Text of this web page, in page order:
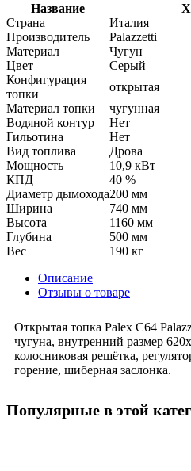
Название
Страна
Италия
Производитель
Palazzetti
Материал
Чугун
Цвет
Серый
Конфигурация
топки
открытая
Материал топки
чугунная
Водяной контур
Нет
Гильотина
Нет
Вид топлива
Дрова
Мощность
10,9 кВт
КПД
40 %
Диаметр дымохода200 мм
Ширина
740 мм
Высота
1160 мм
Глубина
500 мм
Вес
190 кг
Описание
Отзывы о товаре
Открытая топка Palex C64
чугуна, внутренний размер
колосниковая решётка,
горение, шиберная заслонка.
Популярные в этой